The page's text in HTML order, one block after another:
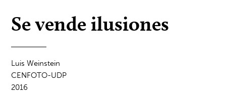
Se vende ilusiones
Luis Weinstein
CENFOTO-UDP
2016